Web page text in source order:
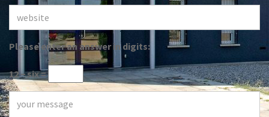
Please enter an answer in digits:
12 − six =